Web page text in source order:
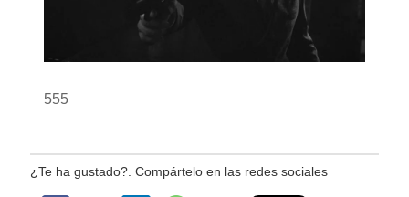
555
¿Te ha gustado?. Compártelo en las redes sociales